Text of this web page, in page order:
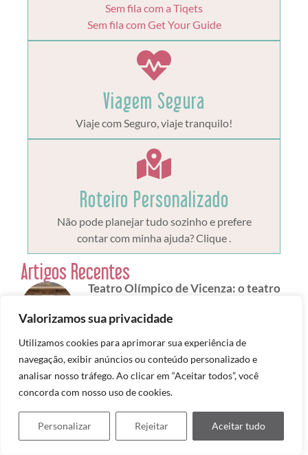
Valorizamos sua privacidade
Utilizamos cookies para aprimorar sua experiência de
navegação, exibir anúncios ou conteúdo personalizado e
analisar nosso tráfego. Ao clicar em “Aceitar todos”, você
concorda com nosso uso de cookies.
Personalizar Rejeitar Aceitar tudo
Sem fila com a Tiqets
Sem fila com Get Your Guide
Viagem Segura
Viaje com Seguro, viaje tranquilo!
Roteiro Personalizado
Não pode planejar tudo sozinho e prefere
contar com minha ajuda? Clique .
Artigos Recentes
Teatro Olímpico de Vicenza: o teatro
3 de agosto de 2026
O que fazer em Vicenza, Itália
25 de julho de 2026
Bérgamo: a cidade medieval mais
bonita da Lombardia